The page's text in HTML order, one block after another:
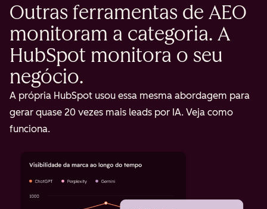
Outras ferramentas de AEO
monitoram a categoria. A
HubSpot monitora o seu
negócio.
A própria HubSpot usou essa mesma abordagem para
gerar quase 20 vezes mais leads por IA. Veja como
funciona.